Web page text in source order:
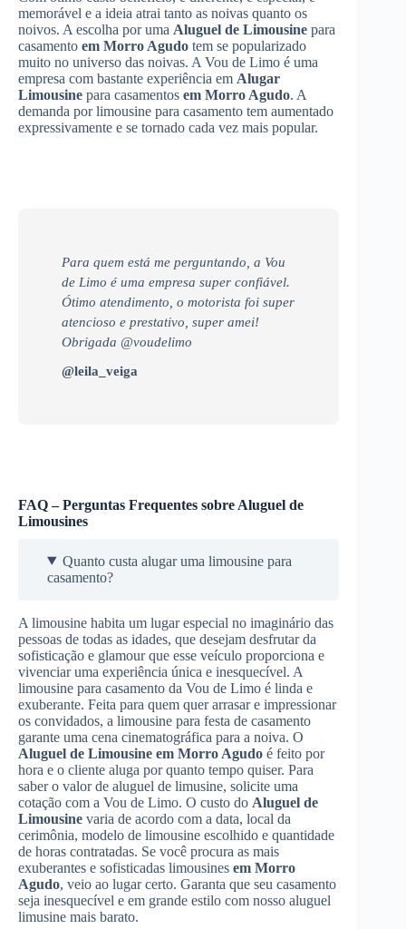
memorável e a ideia atrai tanto as noivas quanto os
noivos. A escolha por uma Aluguel de Limousine para
casamento em Morro Agudo tem se popularizado
muito no universo das noivas. A Vou de Limo é uma
empresa com bastante experiência em Alugar
Limousine para casamentos em Morro Agudo. A
demanda por limousine para casamento tem aumentado
expressivamente e se tornado cada vez mais popular.
Para quem está me perguntando, a Vou
de Limo é uma empresa super confiável.
Ótimo atendimento, o motorista foi super
atencioso e prestativo, super amei!
Obrigada @voudelimo
@leila_veiga
FAQ – Perguntas Frequentes sobre Aluguel de
Limousines
Quanto custa alugar uma limousine para
casamento?
A limousine habita um lugar especial no imaginário das
pessoas de todas as idades, que desejam desfrutar da
sofisticação e glamour que esse veículo proporciona e
vivenciar uma experiência única e inesquecível. A
limousine para casamento da Vou de Limo é linda e
exuberante. Feita para quem quer arrasar e impressionar
os convidados, a limousine para festa de casamento
garante uma cena cinematográfica para a noiva. O
Aluguel de Limousine em Morro Agudo é feito por
hora e o cliente aluga por quanto tempo quiser. Para
saber o valor de aluguel de limusine, solicite uma
cotação com a Vou de Limo. O custo do Aluguel de
Limousine varia de acordo com a data, local da
cerimônia, modelo de limousine escolhido e quantidade
de horas contratadas. Se você procura as mais
exuberantes e sofisticadas limousines em Morro
Agudo, veio ao lugar certo. Garanta que seu casamento
seja inesquecível e em grande estilo com nosso aluguel
limusine mais barato.